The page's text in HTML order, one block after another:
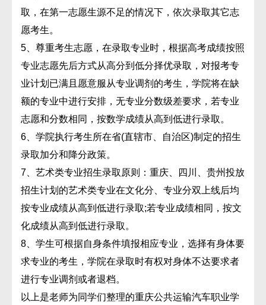
取，在第一志愿生源不足的情况下，依次录取其它志
愿考生。
5、尊重考生志愿，在录取专业时，根据高考成绩按照
专业志愿先后方式从高分到低分择优录取，对报考专
业计划已满且愿意服从专业调剂的考生，学院将在缺
额的专业中进行安排，无专业分数级差要求，若专业
志愿和分数相同，按数学成绩从高到低进行录取。
6、学院执行考生所在省(直辖市、自治区)制定的招生
录取加分和降分政策。
7、艺术类专业招生录取原则：重庆、四川、贵州投放
招生计划的艺术类专业在文化分、专业分双上线后均
按专业成绩从高到低进行录取;若专业成绩相同，按文
化成绩从高到低进行录取。
8、学生可根据自身条件填报相应专业，选择有身体要
求专业的考生，学院在录取时有权对身体不达要求者
进行专业调剂或者退档。
以上是老师为同学们整理的重庆公共运输汽车职业学